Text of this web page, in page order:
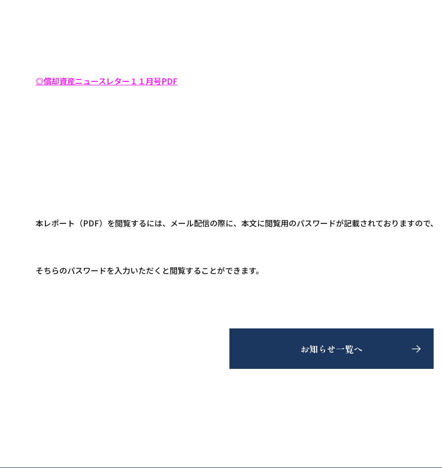
◎償却資産ニュースレター１１月号PDF
本レポート（PDF）を閲覧するには、メール配信の際に、本文に閲覧用のパスワードが記載されておりますので、
そちらのパスワードを入力いただくと閲覧することができます。
お知らせ一覧へ